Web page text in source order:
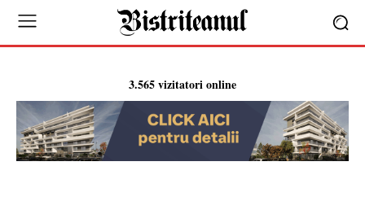
3.565 vizitatori online